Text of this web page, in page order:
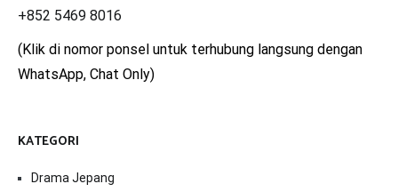
+852 5469 8016
(Klik di nomor ponsel untuk terhubung langsung dengan
WhatsApp, Chat Only)
KATEGORI
Drama Jepang